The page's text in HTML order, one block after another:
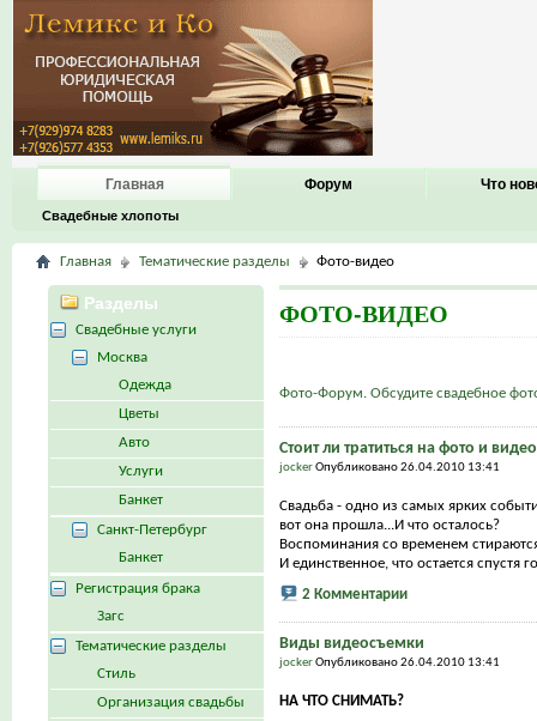
Главная
Свадебные хлопоты
Форум Что
Главная Тематические разделы Фото-видео
ФОТО-ВИДЕО
Фото-Форум. Обсудите свадебное
Стоит ли тратиться на фото и
jockerОпубликовано 26.04.2010 13:41
Свадьба - одно из самых ярких
вот она прошла...И что осталось?
Воспоминания со временем
И единственное, что остается спустя
2 Комментарии
Виды видеосъемки
jockerОпубликовано 26.04.2010 13:41
НА ЧТО СНИМАТЬ?
Разделы
Свадебные услуги
Москва
Одежда
Цветы
Авто
Услуги
Банкет
Санкт-Петербург
Банкет
Регистрация брака
Загс
Тематические разделы
Стиль
Организация свадьбы